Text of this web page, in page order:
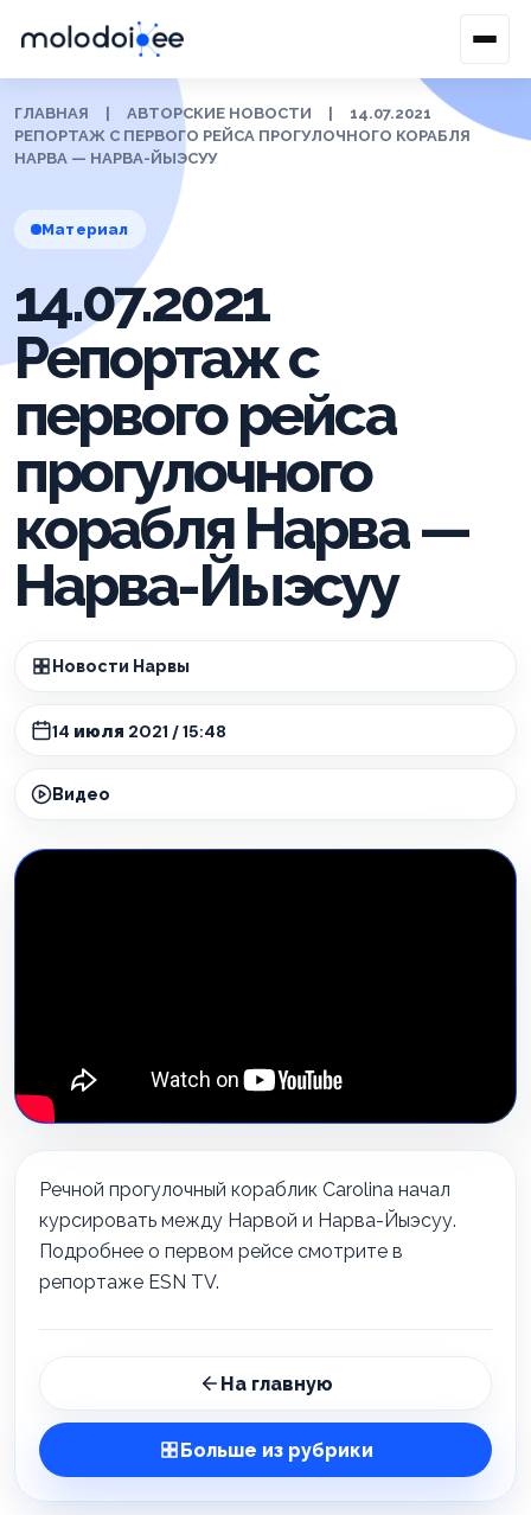
ГЛАВНАЯ АВТОРСКИЕ НОВОСТИ
14.07.2021
РЕПОРТАЖ С ПЕРВОГО РЕЙСА ПРОГУЛОЧНОГО КОРАБЛЯ
НАРВА — НАРВА-ЙЫЭСУУ
Материал
14.07.2021
Репортаж с
первого рейса
прогулочного
корабля Нарва —
Нарва-Йыэсуу
Новости Нарвы
14 июля 2021 / 15:48
Видео
Речной прогулочный кораблик Carolina начал
курсировать между Нарвой и Нарва-Йыэсуу.
Подробнее о первом рейсе смотрите в
репортаже ESN TV.
На главную
Больше из рубрики